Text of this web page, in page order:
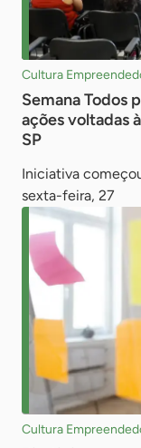
Cultura
Semana Todos
ações voltadas
SP
Iniciativa
sexta-feira, 27
Cultura